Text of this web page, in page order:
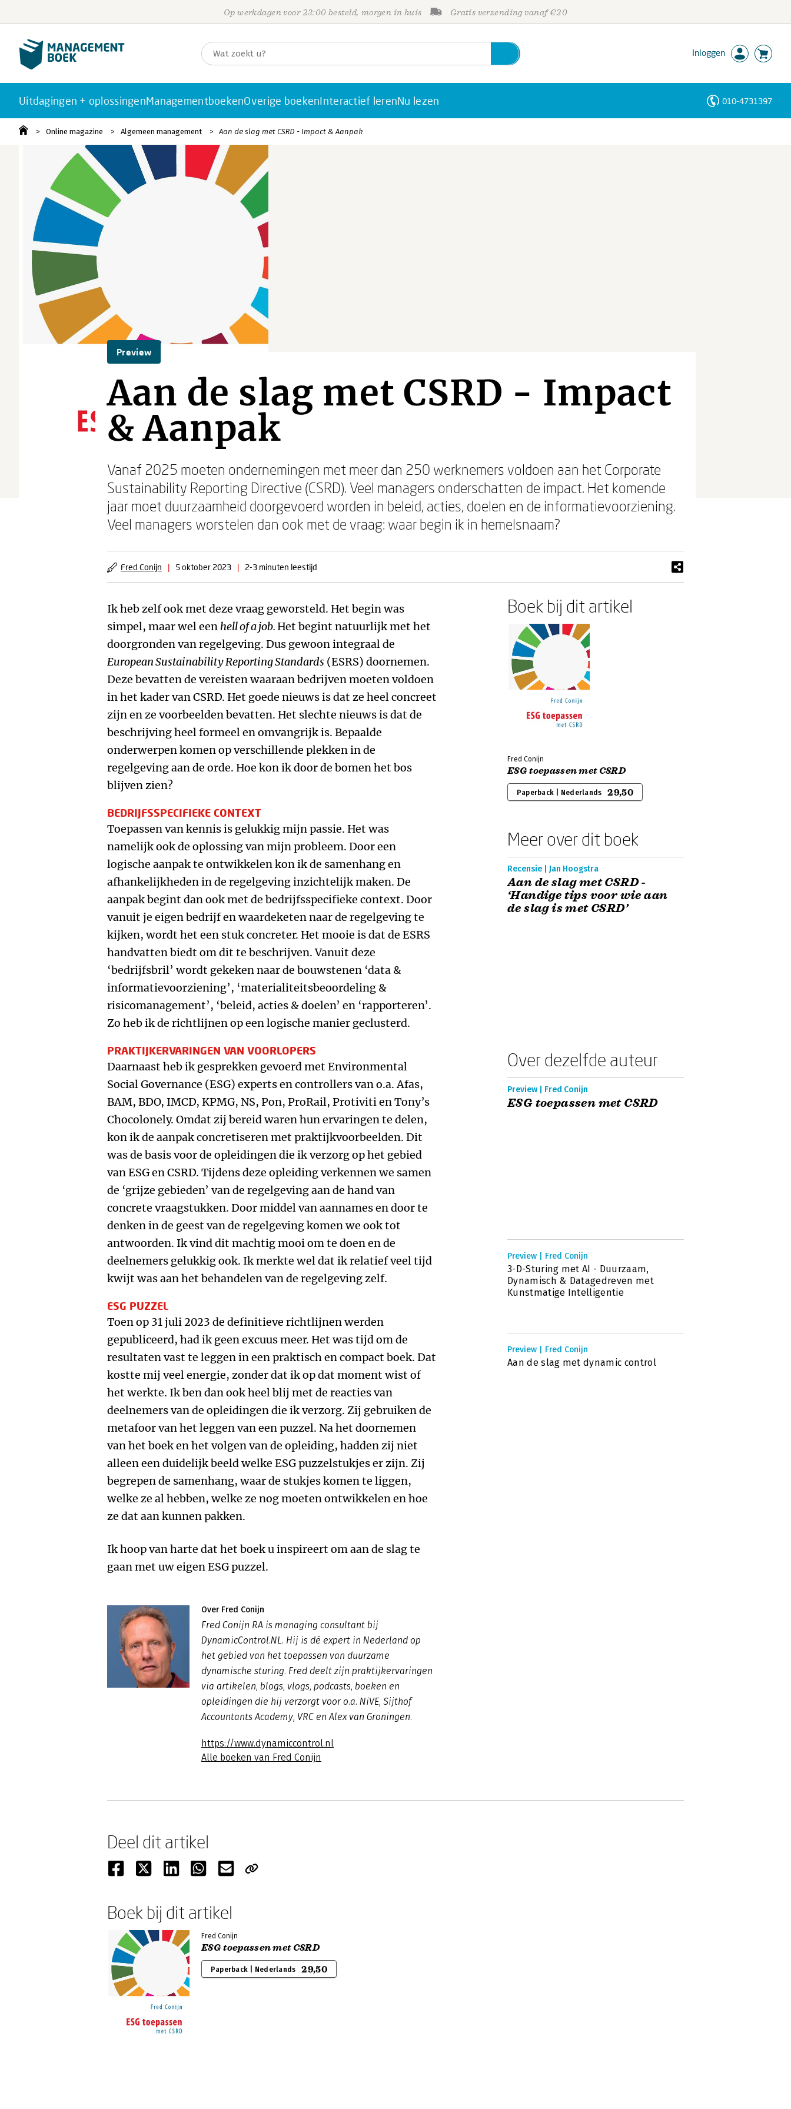
Op werkdagen voor 23:00 besteld, morgen in huis Gratis verzending vanaf €20
Inloggen
Uitdagingen + oplossingenManagementboekenOverige boekenInteractief lerenNu lezen 010-4731397
Online magazine Algemeen management Aan de slag met CSRD - Impact & Aanpak
Preview
Aan de slag met CSRD - Impact
& Aanpak
Vanaf 2025 moeten ondernemingen met meer dan 250 werknemers voldoen aan het Corporate
Sustainability Reporting Directive (CSRD). Veel managers onderschatten de impact. Het komende
jaar moet duurzaamheid doorgevoerd worden in beleid, acties, doelen en de informatievoorziening.
Veel managers worstelen dan ook met de vraag: waar begin ik in hemelsnaam?
Fred Conijn | 5 oktober 2023 | 2-3 minuten leestijd
Ik heb zelf ook met deze vraag geworsteld. Het begin was
simpel, maar wel een hell of a job.Het begint natuurlijk met het
doorgronden van regelgeving. Dus gewoon integraal de
European Sustainability Reporting Standards (ESRS) doornemen.
Deze bevatten de vereisten waaraan bedrijven moeten voldoen
in het kader van CSRD. Het goede nieuws is dat ze heel concreet
zijn en ze voorbeelden bevatten. Het slechte nieuws is dat de
beschrijving heel formeel en omvangrijk is. Bepaalde
onderwerpen komen op verschillende plekken in de
regelgeving aan de orde. Hoe kon ik door de bomen het bos
blijven zien?
BEDRIJFSSPECIFIEKE CONTEXT
Toepassen van kennis is gelukkig mijn passie. Het was
namelijk ook de oplossing van mijn probleem. Door een
logische aanpak te ontwikkelen kon ik de samenhang en
afhankelijkheden in de regelgeving inzichtelijk maken. De
aanpak begint dan ook met de bedrijfsspecifieke context. Door
vanuit je eigen bedrijf en waardeketen naar de regelgeving te
kijken, wordt het een stuk concreter. Het mooie is dat de ESRS
handvatten biedt om dit te beschrijven. Vanuit deze
‘bedrijfsbril’ wordt gekeken naar de bouwstenen ‘data &
informatievoorziening’, ‘materialiteitsbeoordeling &
risicomanagement’, ‘beleid, acties & doelen’ en ‘rapporteren’.
Zo heb ik de richtlijnen op een logische manier geclusterd.
PRAKTIJKERVARINGEN VAN VOORLOPERS
Daarnaast heb ik gesprekken gevoerd met Environmental
Social Governance (ESG) experts en controllers van o.a. Afas,
BAM, BDO, IMCD, KPMG, NS, Pon, ProRail, Protiviti en Tony’s
Chocolonely. Omdat zij bereid waren hun ervaringen te delen,
kon ik de aanpak concretiseren met praktijkvoorbeelden. Dit
was de basis voor de opleidingen die ik verzorg op het gebied
van ESG en CSRD. Tijdens deze opleiding verkennen we samen
de ‘grijze gebieden’ van de regelgeving aan de hand van
concrete vraagstukken. Door middel van aannames en door te
denken in de geest van de regelgeving komen we ook tot
antwoorden. Ik vind dit machtig mooi om te doen en de
deelnemers gelukkig ook. Ik merkte wel dat ik relatief veel tijd
kwijt was aan het behandelen van de regelgeving zelf.
ESG PUZZEL
Toen op 31 juli 2023 de definitieve richtlijnen werden
gepubliceerd, had ik geen excuus meer. Het was tijd om de
resultaten vast te leggen in een praktisch en compact boek. Dat
kostte mij veel energie, zonder dat ik op dat moment wist of
het werkte. Ik ben dan ook heel blij met de reacties van
deelnemers van de opleidingen die ik verzorg. Zij gebruiken de
metafoor van het leggen van een puzzel. Na het doornemen
van het boek en het volgen van de opleiding, hadden zij niet
alleen een duidelijk beeld welke ESG puzzelstukjes er zijn. Zij
begrepen de samenhang, waar de stukjes komen te liggen,
welke ze al hebben, welke ze nog moeten ontwikkelen en hoe
ze dat aan kunnen pakken.
Ik hoop van harte dat het boek u inspireert om aan de slag te
gaan met uw eigen ESG puzzel.
Over Fred Conijn
Fred Conijn RA is managing consultant bij
DynamicControl.NL. Hij is dé expert in Nederland op
het gebied van het toepassen van duurzame
dynamische sturing. Fred deelt zijn praktijkervaringen
via artikelen, blogs, vlogs, podcasts, boeken en
opleidingen die hij verzorgt voor o.a. NiVE, Sijthof
Accountants Academy, VRC en Alex van Groningen.
https://www.dynamiccontrol.nl
Alle boeken van Fred Conijn
Boek bij dit artikel
Fred Conijn
ESG toepassen met CSRD
Paperback | Nederlands 29,50
Meer over dit boek
Recensie | Jan Hoogstra
Aan de slag met CSRD -
‘Handige tips voor wie aan
de slag is met CSRD’
Over dezelfde auteur
Preview | Fred Conijn
ESG toepassen met CSRD
Preview | Fred Conijn
3-D-Sturing met AI - Duurzaam,
Dynamisch & Datagedreven met
Kunstmatige Intelligentie
Preview | Fred Conijn
Aan de slag met dynamic control
Deel dit artikel
Boek bij dit artikel
Fred Conijn
ESG toepassen met CSRD
Paperback | Nederlands 29,50
Personen